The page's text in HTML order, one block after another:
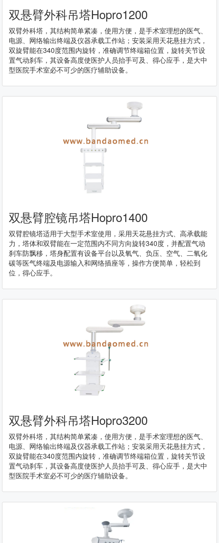
双悬臂外科吊塔Hopro1200
双臂外科塔，其结构简单紧凑，使用方便，是手术室理想的医气、
电源、网络输出终端及仪器承载工作站；安装采用天花悬挂方式，
双旋臂能在340度范围内旋转，准确调节终端箱位置，旋转关节设
置气动刹车，其设备高度使医护人员抬手可及、得心应手，是大中
型医院手术室必不可少的医疗辅助设备。
双悬臂腔镜吊塔Hopro1400
双臂腔镜塔适用于大型手术室使用，采用天花悬挂方式、高承载能
力，塔体和双臂能在一定范围内不同方向旋转340度，并配置气动
刹车防飘移，塔身配置有设备平台以及氧气、负压、空气、二氧化
碳等医气终端及电源输入和网络插座等，操作方便简单，轻松到
位，得心应手。
双悬臂外科吊塔Hopro3200
双臂外科塔，其结构简单紧凑，使用方便，是手术室理想的医气、
电源、网络输出终端及仪器承载工作站；安装采用天花悬挂方式，
双旋臂能在340度范围内旋转，准确调节终端箱位置，旋转关节设
置气动刹车，其设备高度使医护人员抬手可及、得心应手，是大中
型医院手术室必不可少的医疗辅助设备。